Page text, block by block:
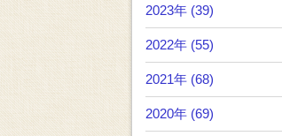
2023年 (39)
2022年 (55)
2021年 (68)
2020年 (69)